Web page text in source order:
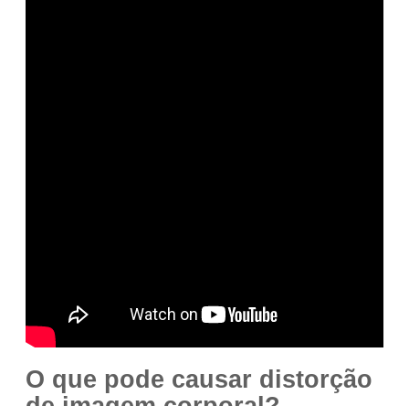
O que pode causar distorção